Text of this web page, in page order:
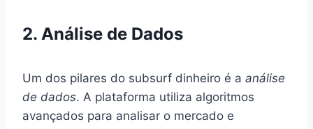
2. Análise de Dados
Um dos pilares do subsurf dinheiro é a análise
de dados. A plataforma utiliza algoritmos
avançados para analisar o mercado e